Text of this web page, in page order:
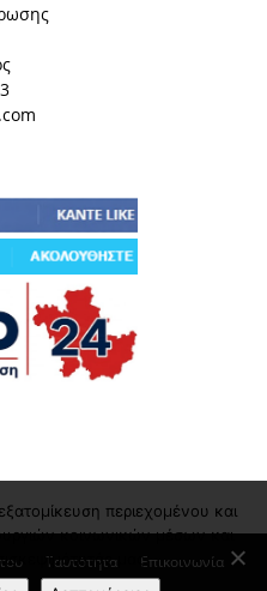
Ταυτότητα Επικοινωνία
περιεχομένου και
κοινωνικών μέσων και
μας